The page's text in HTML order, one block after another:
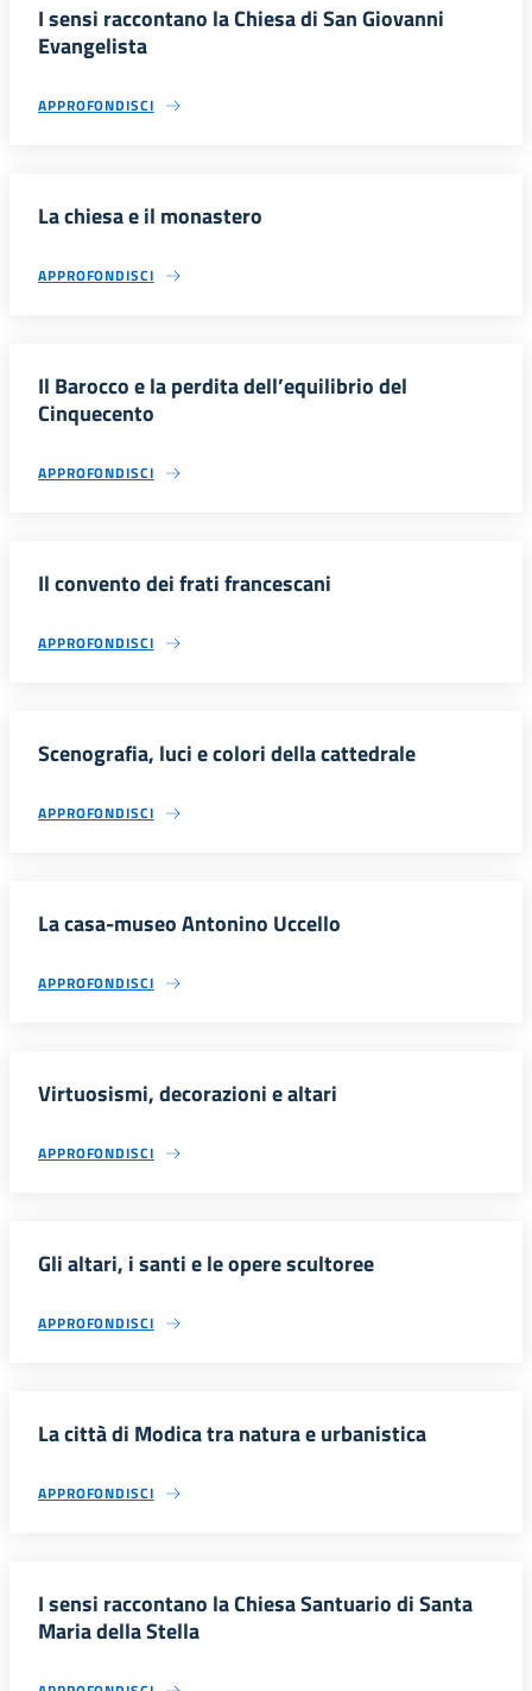
I sensi raccontano la Chiesa di San Giovanni
Evangelista
APPROFONDISCI
La chiesa e il monastero
APPROFONDISCI
Il Barocco e la perdita dell’equilibrio del
Cinquecento
APPROFONDISCI
Il convento dei frati francescani
APPROFONDISCI
Scenografia, luci e colori della cattedrale
APPROFONDISCI
La casa-museo Antonino Uccello
APPROFONDISCI
Virtuosismi, decorazioni e altari
APPROFONDISCI
Gli altari, i santi e le opere scultoree
APPROFONDISCI
La città di Modica tra natura e urbanistica
APPROFONDISCI
I sensi raccontano la Chiesa Santuario di Santa
Maria della Stella